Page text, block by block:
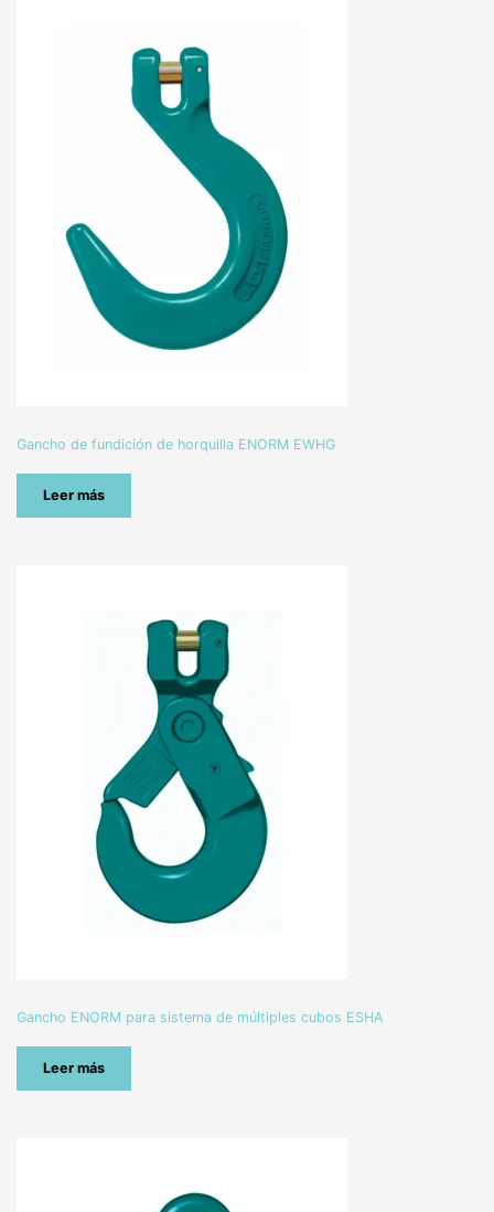
Gancho de fundición de horquilla ENORM EWHG
Leer más
Gancho ENORM para sistema de múltiples cubos ESHA
Leer más